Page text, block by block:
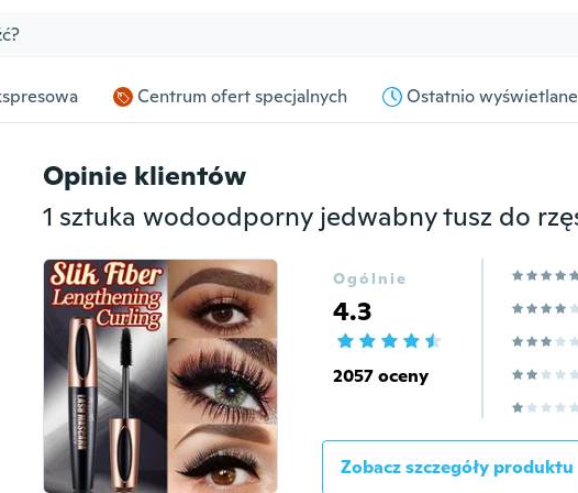
Centrum ofert specjalnych Ostatnio wyświetlane
Opinie klientów
Ogólnie
4.3
2057 oceny
Zobacz szczegóły produktu